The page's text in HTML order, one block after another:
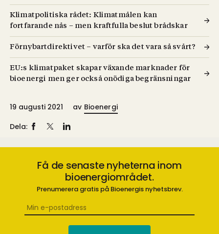
Klimatpolitiska rådet: Klimatmålen kan
fortfarande nås – men kraftfulla beslut brådskar
Förnybartdirektivet – varför ska det vara så svårt?
EU:s klimatpaket skapar växande marknader för
bioenergi men ger också onödiga begränsningar
19 augusti 2021 av Bioenergi
Dela:
Få de senaste nyheterna inom
bioenergiområdet.
Prenumerera gratis på Bioenergis nyhetsbrev.